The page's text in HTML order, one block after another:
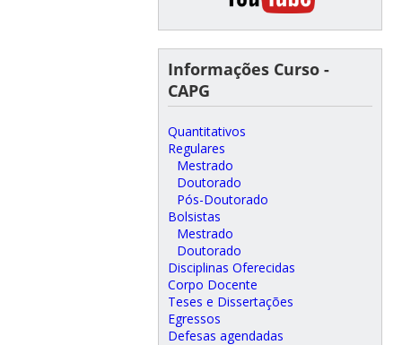
Informações Curso -
CAPG
Quantitativos
Regulares
Mestrado
Doutorado
Pós-Doutorado
Bolsistas
Mestrado
Doutorado
Disciplinas Oferecidas
Corpo Docente
Teses e Dissertações
Egressos
Defesas agendadas